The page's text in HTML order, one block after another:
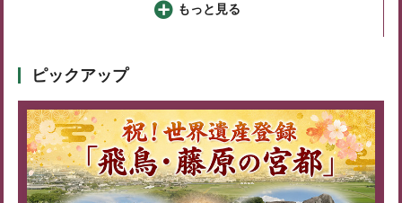
もっと見る
ピックアップ